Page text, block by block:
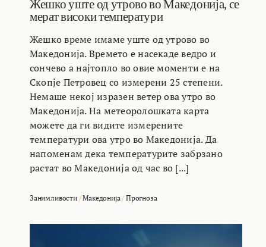
Жешко уште од утрово во Македонија, се
мерат високи температури
Жешко време имаме уште од утрово во
Македонија. Времето е насекаде ведро и
сончево а најтопло во овие моменти е на
Скопје Петровец со измерени 25 степени.
Немаше некој изразен ветер ова утро во
Македонија. На метеоролошката карта
можете да ги видите измерените
температури ова утро во Македонија. Да
напоменам дека температурите забрзано
растат во Македонија од час во [...]
Занимливости/Македонија /Прогноза